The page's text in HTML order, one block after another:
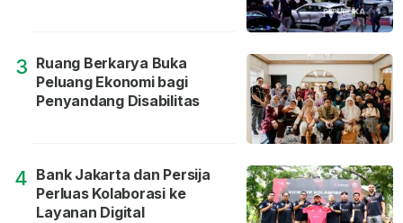
3 Ruang Berkarya Buka
Peluang Ekonomi bagi
Penyandang Disabilitas
4 Bank Jakarta dan Persija
Perluas Kolaborasi ke
Layanan Digital